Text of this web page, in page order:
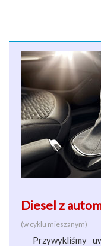
Diesel z
(w cyklu mieszanym)
Przywykliśmy